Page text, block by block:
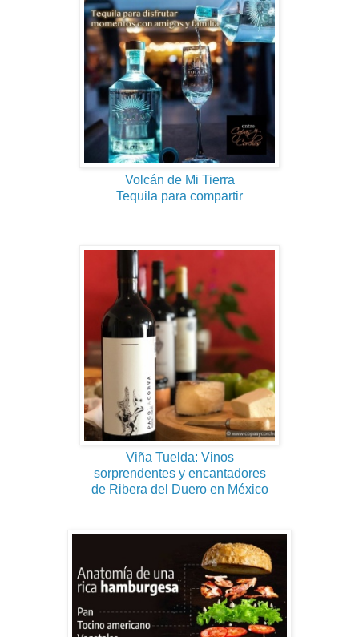
Volcán de Mi Tierra
Tequila para compartir
Viña Tuelda: Vinos
sorprendentes y encantadores
de Ribera del Duero en México